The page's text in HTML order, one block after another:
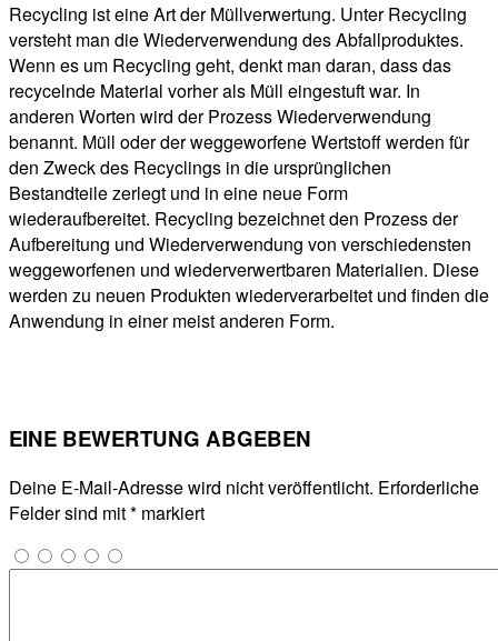
Recycling ist eine Art der Müllverwertung. Unter Recycling
versteht man die Wiederverwendung des Abfallproduktes.
Wenn es um Recycling geht, denkt man daran, dass das
recycelnde Material vorher als Müll eingestuft war. In
anderen Worten wird der Prozess Wiederverwendung
benannt. Müll oder der weggeworfene Wertstoff werden für
den Zweck des Recyclings in die ursprünglichen
Bestandteile zerlegt und in eine neue Form
wiederaufbereitet. Recycling bezeichnet den Prozess der
Aufbereitung und Wiederverwendung von verschiedensten
weggeworfenen und wiederverwertbaren Materialien. Diese
werden zu neuen Produkten wiederverarbeitet und finden die
Anwendung in einer meist anderen Form.
EINE BEWERTUNG ABGEBEN
Deine E-Mail-Adresse wird nicht veröffentlicht. Erforderliche
Felder sind mit* markiert